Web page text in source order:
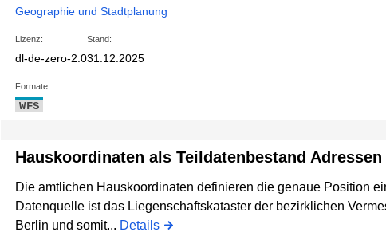
Geographie und Stadtplanung
Lizenz:
dl-de-zero-2.0
Stand:
31.12.2025
Formate:
WFS
Hauskoordinaten als Teildatenbestand
Die amtlichen Hauskoordinaten definieren die genaue Position
Datenquelle ist das Liegenschaftskataster der bezirklichen
Berlin und somit... Details